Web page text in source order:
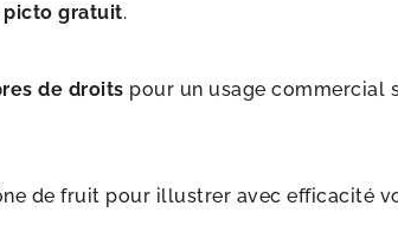
picto gratuit.
de droits pour un usage commercial
de fruit pour illustrer avec efficacité